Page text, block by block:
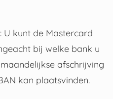
: U kunt de Mastercard
bij welke bank u
afschrijving
kan plaatsvinden.